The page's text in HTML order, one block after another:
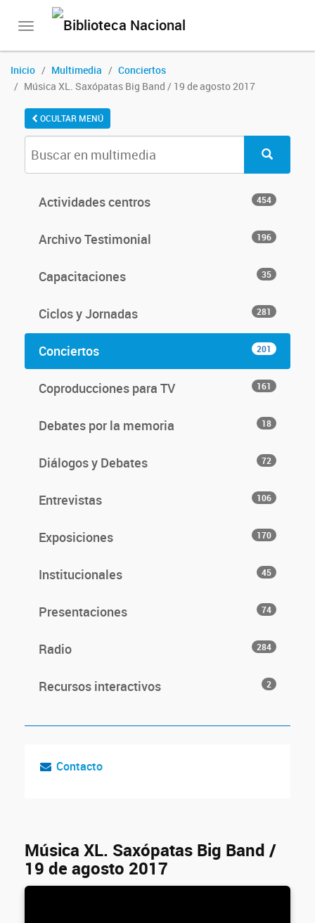
Toggle
Inicio Multimedia
Conciertos
Música XL. Saxópatas Big Band / 19 de agosto 2017
OCULTAR MENÚ
Actividades centros 454
Archivo Testimonial 196
Capacitaciones 35
Ciclos y Jornadas 281
Conciertos 201
Coproducciones para TV 161
Debates por la memoria 18
Diálogos y Debates 72
Entrevistas 106
Exposiciones 170
Institucionales 45
Presentaciones 74
Radio 284
Recursos interactivos 2
Contacto
Música XL. Saxópatas Big Band /
19 de agosto 2017